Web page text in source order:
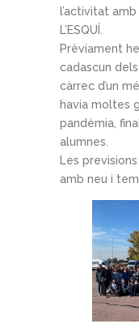
l’activitat
L’ESQUÍ.
Prèviament
cadascun
càrrec d’un
havia moltes
pandèmia,
alumnes.
Les
amb neu i